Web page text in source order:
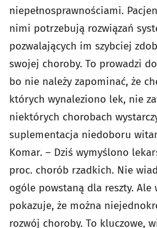
niepełnosprawnościami.
nimi potrzebują rozwiązań
pozwalających im szybciej
swojej choroby. To prowadzi
bo nie należy zapominać, że
których wynaleziono lek, nie
niektórych chorobach
suplementacja niedoboru
Komar. – Dziś wymyślono
proc. chorób rzadkich. Nie
ogóle powstaną dla reszty. Ale
pokazuje, że można
rozwój choroby. To kluczowe,